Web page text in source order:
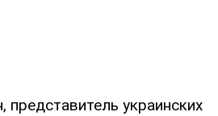
украинских